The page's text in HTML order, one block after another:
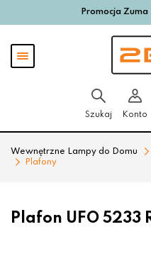
Przejdź
głównego
Przejdź
menu
stopce
Promocja Zuma
Pokaż
menu
Szukaj Konto
Wewnętrzne Lampy do Domu
Plafony
Plafon UFO 5233